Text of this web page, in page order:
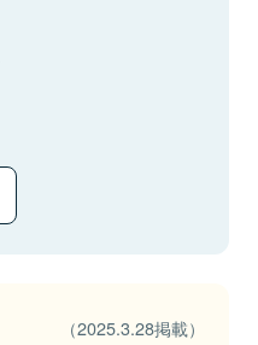
（2025.3.28掲載）